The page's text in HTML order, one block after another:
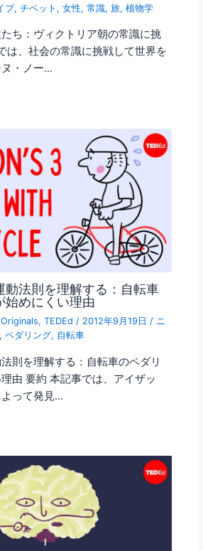
プ,チベット ,女性,常識,旅,植物学
ち：ヴィクトリア朝の常識に挑
は、社会の常識に挑戦して世界を
・ノー…
動法則を理解する：自転車
始めにくい理由
,TEDEd / 2012年9月19日/ ニ
,ペダリング, 自転車
則を理解する：自転車のペダリ
由 要約 本記事では、アイザッ
って発見…